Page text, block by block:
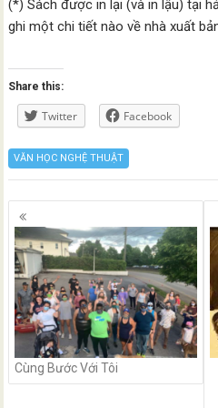
(*) Sách được in lại (và in lậu) tại
ghi một chi tiết nào về nhà xuất
Share this:
Twitter Facebook
VĂN HỌC NGHỆ THUẬT
Posts
navigation
Cùng Bước Với Tôi